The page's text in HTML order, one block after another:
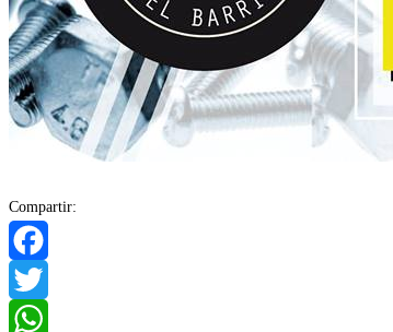
Compartir:
Facebook
Twitter